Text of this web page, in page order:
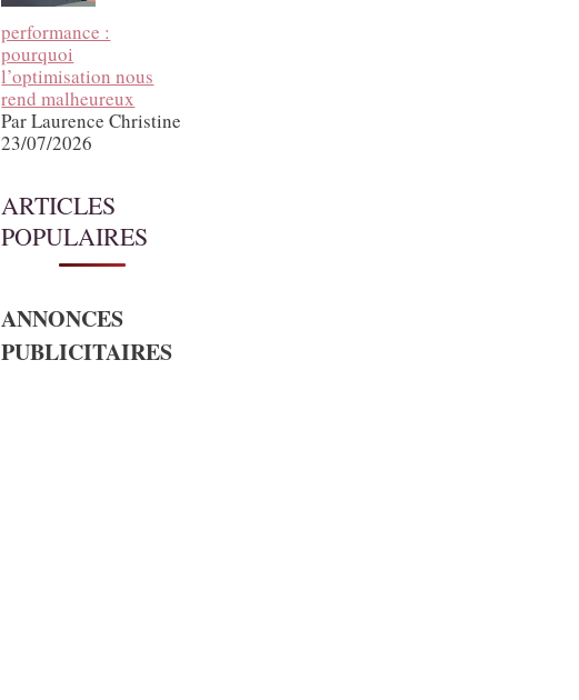
performance :
pourquoi
l’optimisation nous
rend malheureux
Par Laurence Christine
23/07/2026
ARTICLES
POPULAIRES
ANNONCES
PUBLICITAIRES